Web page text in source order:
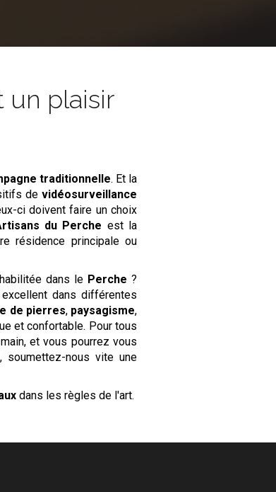
un plaisir
traditionnelle. Et la
de vidéosurveillance
ci doivent faire un choix
du Perche est la
résidence principale ou
dans le Perche ?
excellent dans différentes
de pierres, paysagisme,
et confortable. Pour tous
et vous pourrez vous
soumettez-nous vite une
dans les règles de l'art.